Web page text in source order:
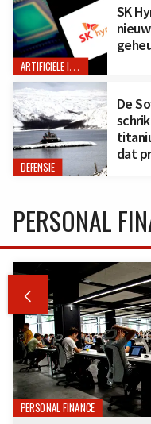
ARTIFICIËLE INTELLIGENTIE
SK
DEFENSIE
De
dat
PERSONAL

PERSONAL FINANCE